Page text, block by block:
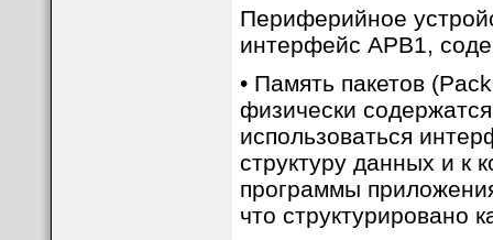
Периферийное
интерфейс APB1,
• Память пакетов
физически
использоваться
структуру данных и к
программы
что структурировано